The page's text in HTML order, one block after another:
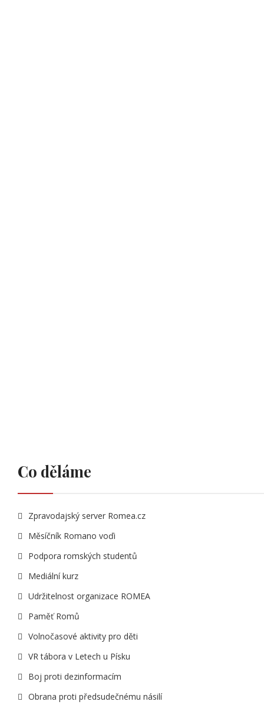
Co děláme
Zpravodajský server Romea.cz
Měsíčník Romano voďi
Podpora romských studentů
Mediální kurz
Udržitelnost organizace ROMEA
Paměť Romů
Volnočasové aktivity pro děti
VR tábora v Letech u Písku
Boj proti dezinformacím
Obrana proti předsudečnému násilí